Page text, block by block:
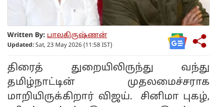
Written By: பாலகிருஷ்ணன்
Updated: Sat, 23 May 2026 (11:58 IST)
திரைத் துறையிலிருந்து வந்து
தமிழ்நாட்டின் முதலமைச்சராக
மாறியிருக்கிறார் விஜய். சினிமா புகழ்,